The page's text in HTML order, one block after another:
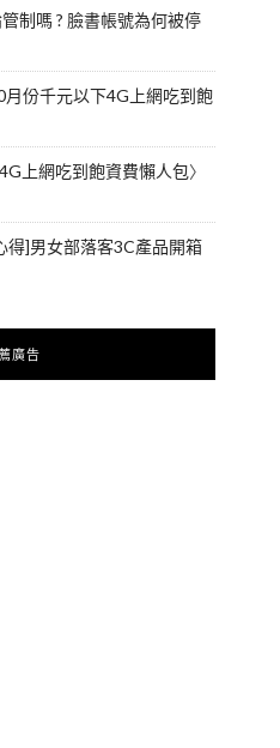
制嗎 ? 臉書帳號為何被停
月份千元以下4G上網吃到飽
上網吃到飽資費懶人包〉
得]男女部落客3C產品開箱
廣告